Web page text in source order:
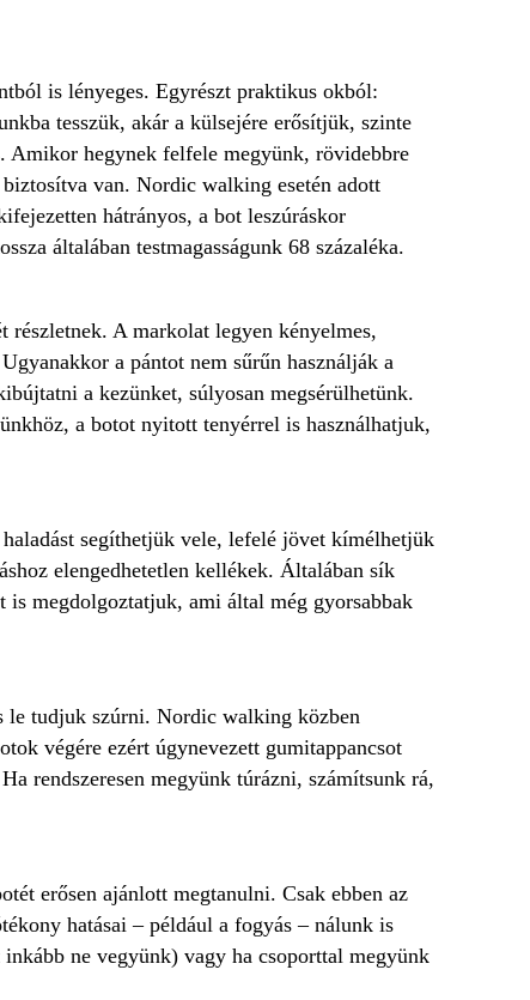
is lényeges. Egyrészt praktikus okból:
tesszük, akár a külsejére erősítjük, szinte
Amikor hegynek felfele megyünk, rövidebbre
van. Nordic walking esetén adott
hátrányos, a bot leszúráskor
általában testmagasságunk 68 százaléka.
részletnek. A markolat legyen kényelmes,
a pántot nem sűrűn használják a
a kezünket, súlyosan megsérülhetünk.
a botot nyitott tenyérrel is használhatjuk,
segíthetjük vele, lefelé jövet kímélhetjük
elengedhetetlen kellékek. Általában sík
is megdolgoztatjuk, ami által még gyorsabbak
le tudjuk szúrni. Nordic walking közben
végére ezért úgynevezett gumitappancsot
rendszeresen megyünk túrázni, számítsunk rá,
erősen ajánlott megtanulni. Csak ebben az
hatásai – például a fogyás – nálunk is
ne vegyünk) vagy ha csoporttal megyünk